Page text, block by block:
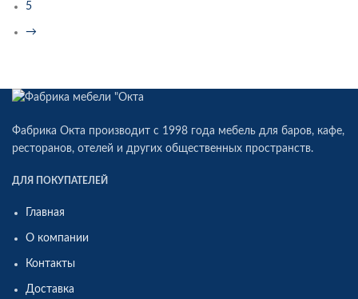
5
→
Фабрика Окта производит c 1998 года мебель для баров, кафе,
ресторанов, отелей и других общественных пространств.
ДЛЯ ПОКУПАТЕЛЕЙ
Главная
О компании
Контакты
Доставка